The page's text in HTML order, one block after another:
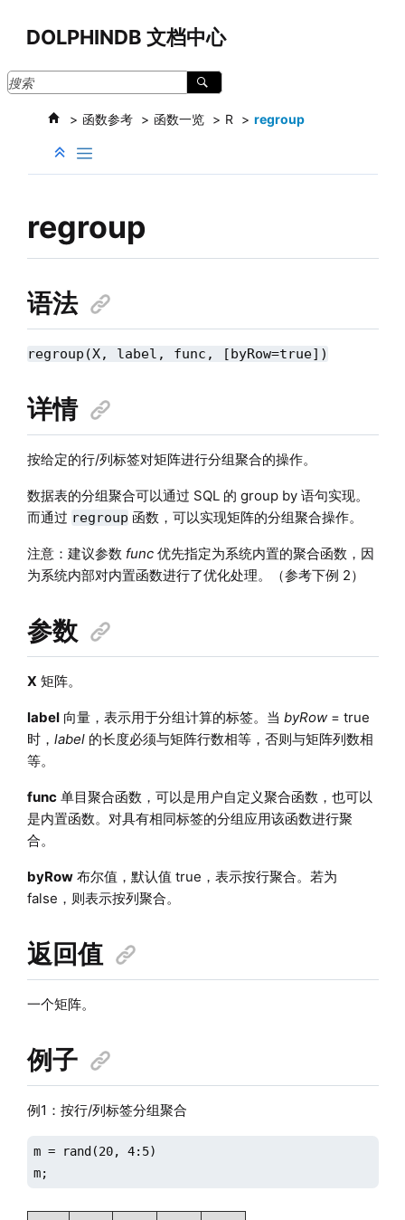
DOLPHINDB 文档中心
函数参考 函数一览 R regroup
regroup
语法
regroup(X, label, func, [byRow=true])
详情
按给定的行/列标签对矩阵进行分组聚合的操作。
数据表的分组聚合可以通过 SQL 的 group by 语句实现。
而通过 regroup 函数，可以实现矩阵的分组聚合操作。
注意：建议参数 func优先指定为系统内置的聚合函数，因
为系统内部对内置函数进行了优化处理。（参考下例 2）
参数
X 矩阵。
label向量，表示用于分组计算的标签。当 byRow= true
时， label的长度必须与矩阵行数相等，否则与矩阵列数相
等。
func单目聚合函数，可以是用户自定义聚合函数，也可以
是内置函数。对具有相同标签的分组应用该函数进行聚
合。
byRow布尔值，默认值 true，表示按行聚合。若为
false，则表示按列聚合。
返回值
一个矩阵。
例子
例1：按行/列标签分组聚合
m = rand(20, 4:5)
m;